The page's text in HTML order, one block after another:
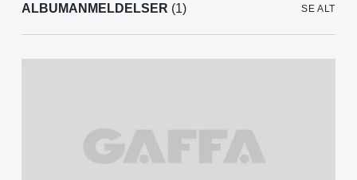
ALBUMANMELDELSER (1) SE ALT